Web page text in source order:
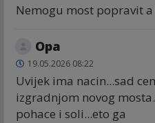
Nemogu most popravit
Opa
19.05.2026 08:22
Uvijek ima nacin...sad
izgradnjom novog
pohace i soli...eto ga